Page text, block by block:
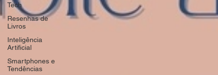
Tech
Resenhas de
Livros
Inteligência
Artificial
Smartphones e
Tendências